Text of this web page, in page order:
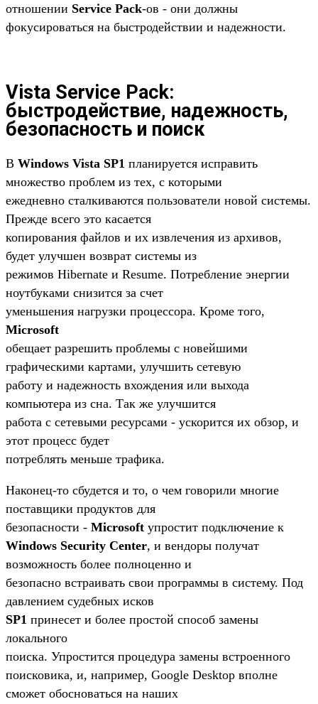
отношении Service Pack-ов - они должны
фокусироваться на быстродействии и надежности.
Vista Service Pack:
быстродействие, надежность,
безопасность и поиск
В Windows Vista SP1 планируется исправить
множество проблем из тех, с которыми
ежедневно сталкиваются пользователи новой системы.
Прежде всего это касается
копирования файлов и их извлечения из архивов,
будет улучшен возврат системы из
режимов Hibernate и Resume. Потребление энергии
ноутбуками снизится за счет
уменьшения нагрузки процессора. Кроме того,
Microsoft
обещает разрешить проблемы с новейшими
графическими картами, улучшить сетевую
работу и надежность вхождения или выхода
компьютера из сна. Так же улучшится
работа с сетевыми ресурсами - ускорится их обзор, и
этот процесс будет
потреблять меньше трафика.
Наконец-то сбудется и то, о чем говорили многие
поставщики продуктов для
безопасности - Microsoft упростит подключение к
Windows Security Center, и вендоры получат
возможность более полноценно и
безопасно встраивать свои программы в систему. Под
давлением судебных исков
SP1 принесет и более простой способ замены
локального
поиска. Упростится процедура замены встроенного
поисковика, и, например, Google Desktop вполне
сможет обосноваться на наших